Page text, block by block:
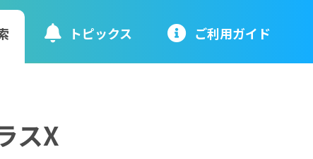
トピックス ご利⽤ガイド
スX